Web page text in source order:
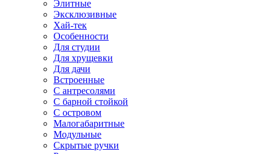
Элитные
Эксклюзивные
Хай-тек
Особенности
Для студии
Для хрущевки
Для дачи
Встроенные
С антресолями
С барной стойкой
С островом
Малогабаритные
Модульные
Скрытые ручки